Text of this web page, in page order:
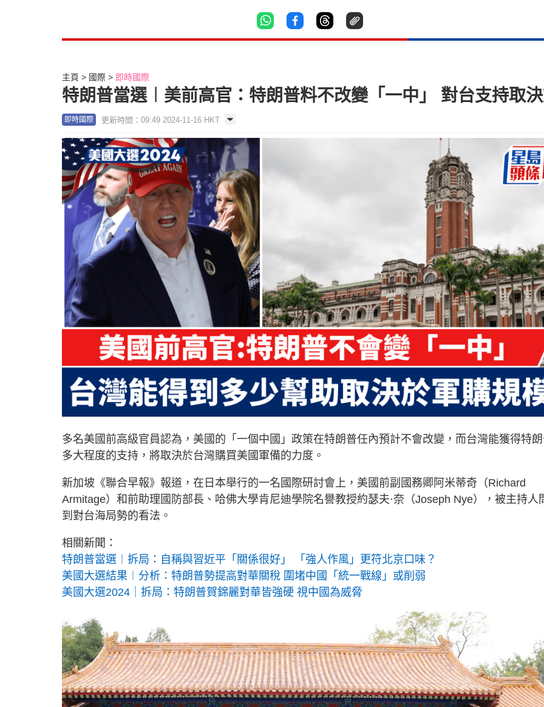
主頁 國際 即時國際
特朗普當選︱美前高官：特朗普料不改變「一中」 對台支持取
即時國際 更新時間：09:49 2024-11-16 HKT
多名美國前高級官員認為，美國的「一個中國」政策在特朗普任內預計不會改變，而台灣能獲得特
多大程度的支持，將取決於台灣購買美國軍備的力度。
新加坡《聯合早報》報道，在日本舉行的一名國際研討會上，美國前副國務卿阿米蒂奇（Richard
Armitage）和前助理國防部長、哈佛大學肯尼迪學院名譽教授約瑟夫·奈（Joseph Nye），被主持人
到對台海局勢的看法。
相關新聞：
特朗普當選︱拆局：自稱與習近平「關係很好」 「強人作風」更符北京口味？
美國大選結果︱分析：特朗普勢提高對華關稅 圍堵中國「統一戰線」或削弱
美國大選2024｜拆局：特朗普賀錦麗對華皆強硬 視中國為威脅